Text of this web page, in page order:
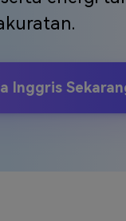
Veo3
Inggris